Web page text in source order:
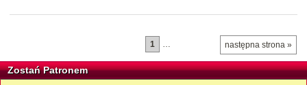
następna strona »
1
Zostań Patronem